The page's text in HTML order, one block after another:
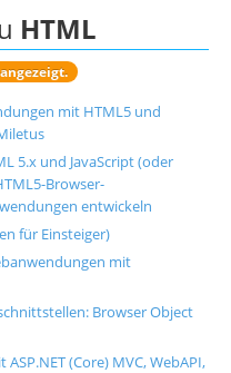
HTML
mit HTML5 und
5.x und JavaScript (oder
Browser-
entwickeln
für Einsteiger)
mit
Browser Object
(Core) MVC, WebAPI,